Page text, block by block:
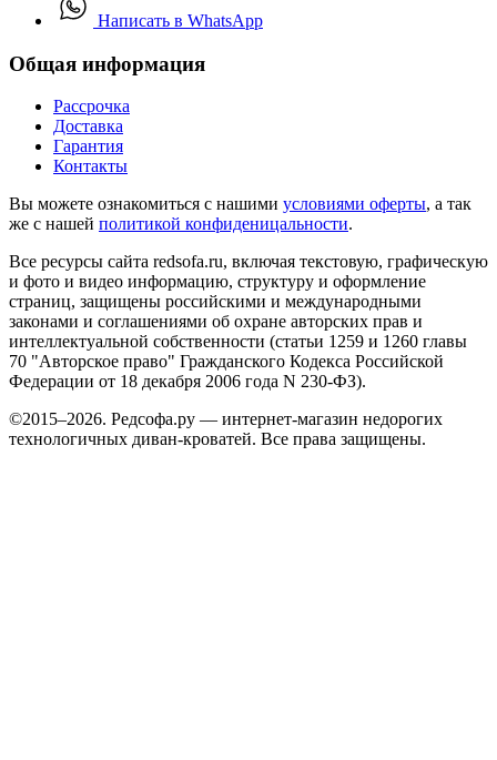
Написать в WhatsApp
Общая информация
Рассрочка
Доставка
Гарантия
Контакты
Вы можете ознакомиться с нашими условиями оферты, а так
же с нашей политикой конфиденицальности.
Все ресурсы сайта redsofa.ru, включая текстовую, графическую
и фото и видео информацию, структуру и оформление
страниц, защищены российскими и международными
законами и соглашениями об охране авторских прав и
интеллектуальной собственности (статьи 1259 и 1260 главы
70 "Авторское право" Гражданского Кодекса Российской
Федерации от 18 декабря 2006 года N 230-ФЗ).
©2015–2026. Редсофа.ру — интернет-магазин недорогих
технологичных диван-кроватей. Все права защищены.